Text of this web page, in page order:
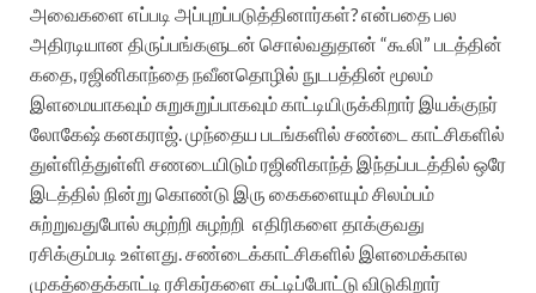
அவைகளை எப்படி அப்புறப்படுத்தினார்கள்? என்பதை பல
அதிரடியான திருப்பங்களுடன் சொல்வதுதான் “கூலி” படத்தின்
கதை, ரஜினிகாந்தை நவீனதொழில் நுடபத்தின் மூலம்
இளமையாகவும் சுறுசுறுப்பாகவும் காட்டியிருக்கிறார் இயக்குநர்
லோகேஷ் கனகராஜ். முந்தைய படங்களில் சண்டை காட்சிகளில்
துள்ளித்துள்ளி சணடையிடும் ரஜினிகாந்த் இந்தப்படத்தில் ஒரே
இடத்தில் நின்று கொண்டு இரு கைகளையும் சிலம்பம்
சுற்றுவதுபோல் சுழற்றி சுழற்றி எதிரிகளை தாக்குவது
ரசிக்கும்படி உள்ளது. சண்டைக்காட்சிகளில் இளமைக்கால
முகத்தைக்காட்டி ரசிகர்களை கட்டிப்போட்டு விடுகிறார்